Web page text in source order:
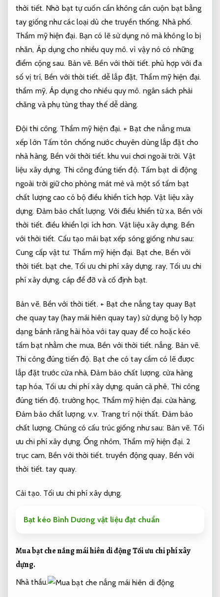
thời tiết. Nhờ bạt tự cuốn cần không cần cuộn bạt bằng
tay giống như các loại dù che truyền thống. Nhà phố.
Thẩm mỹ hiện đại.Bạn có lẽ sử dụng nó mà không lo bị
nhăn, Áp dụng cho nhiều quy mô. vì vậy nó có những
điểm cộng sau. Bản vẽ. Bền với thời tiết. phù hợp với đa
số vị trí, Bền với thời tiết.dễ lắp đặt, Thẩm mỹ hiện đại.
thẩm mỹ, Áp dụng cho nhiều quy mô. ngân sách phải
chăng và phụ tùng thay thế dễ dàng.
Đội thi công. Thẩm mỹ hiện đại. + Bạt che nắng mưa
xếp lớn Tấm tôn chống nước chuyên dùng lắp đặt cho
nhà hàng, Bền với thời tiết.khu vui chơi ngoài trời.Vật
liệu xây dựng. Thi công đúng tiến độ.Tấm bạt di động
ngoài trời giữ cho phòng mát mẻ và một số tấm bạt
chất lượng cao có bộ điều khiển tích hợp.Vật liệu xây
dựng. Đảm bảo chất lượng. Với điều khiển từ xa, Bền với
thời tiết. điều khiển lợi ích hơn. Vật liệu xây dựng. Bền
với thời tiết. Cấu tạo mái bạt xếp sóng giống như sau:
Cung cấp vật tư. Thẩm mỹ hiện đại. Bạt che, Bền với
thời tiết. bạt che, Tối ưu chi phí xây dựng. ray, Tối ưu chi
phí xây dựng. cáp để đỡ và cố định bạt.
Bản vẽ. Bền với thời tiết.+ Bạt che nắng tay quay Bạt
che quay tay (hay mái hiên quay tay) sử dụng bộ ly hợp
dạng bánh răng hài hòa với tay quay để co hoặc kéo
tấm bạt nhằm che mưa, Bền với thời tiết. nắng. Bản vẽ.
Thi công đúng tiến độ. Bạt che có tay cầm có lẽ được
lắp đặt trước cửa nhà,Đảm bảo chất lượng. cửa hàng
tạp hóa, Tối ưu chi phí xây dựng. quán cà phê, Thi công
đúng tiến độ. trường học, Thẩm mỹ hiện đại. cửa hàng,
Đảm bảo chất lượng.v.v. Trang trí nội thất. Đảm bảo
chất lượng. Chúng có cấu trúc giống như sau: Bản vẽ. Tối
ưu chi phí xây dựng. Ống nhôm, Thẩm mỹ hiện đại.2
trục cam, Bền với thời tiết.truyền động quay, Bền với
thời tiết. tay quay.
Cải tạo. Tối ưu chi phí xây dựng.
Bạt kéo Bình Dương vật liệu đạt chuẩn
Mua bạt che nắng mái hiên di độngTối ưu chi phí xây
dựng.
Nhà thầu.